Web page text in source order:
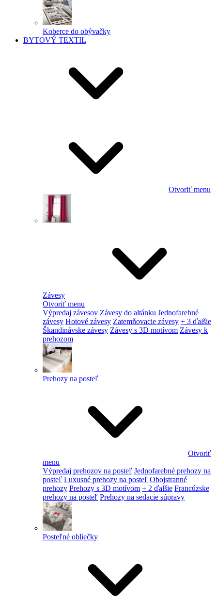
Koberce do obývačky
BYTOVÝ TEXTIL
Otvoriť menu
Závesy
Otvoriť menu
Výpredaj závesov Závesy do altánku Jednofarebné
závesy Hotové závesy Zatemňovacie závesy + 3 ďalšie
Škandinávske závesy Závesy s 3D motívom Závesy k
prehozom
Prehozy na posteľ
Otvoriť
menu
Výpredaj prehozov na posteľ Jednofarebné prehozy na
posteľ Luxusné prehozy na posteľ Obojstranné
prehozy Prehozy s 3D motívom + 2 ďalšie Francúzske
prehozy na posteľ Prehozy na sedacie súpravy
Posteľné obliečky